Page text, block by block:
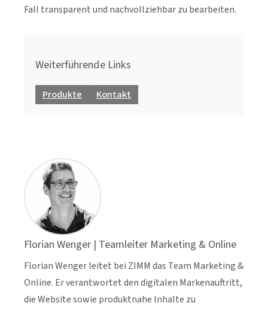
Fall transparent und nachvollziehbar zu bearbeiten.
Weiterführende Links
Produkte Kontakt
Florian Wenger | Teamleiter Marketing & Online
Florian Wenger leitet bei ZIMM das Team Marketing &
Online. Er verantwortet den digitalen Markenauftritt,
die Website sowie produktnahe Inhalte zu